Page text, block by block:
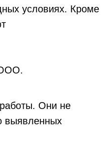
условиях. Кроме
ООО.
Они не
выявленных